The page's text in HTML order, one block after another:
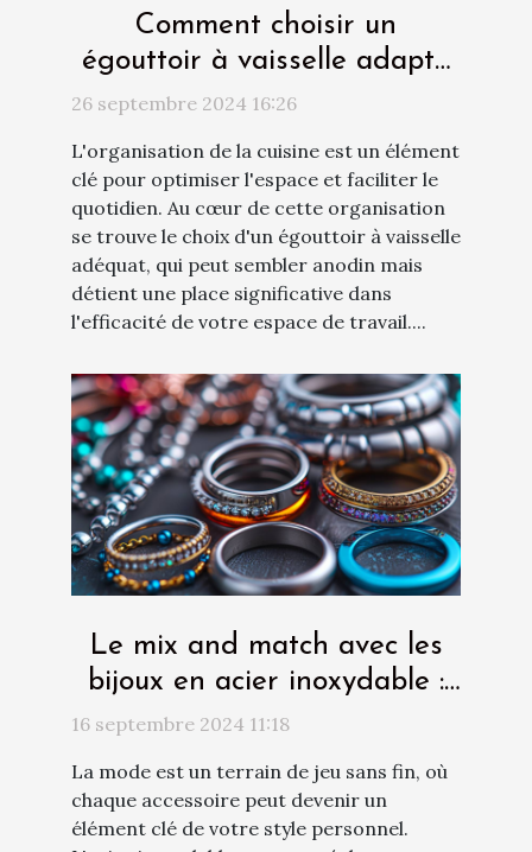
Comment choisir un
égouttoir à vaisselle adapté
à votre cuisine
26 septembre 2024 16:26
L'organisation de la cuisine est un élément
clé pour optimiser l'espace et faciliter le
quotidien. Au cœur de cette organisation
se trouve le choix d'un égouttoir à vaisselle
adéquat, qui peut sembler anodin mais
détient une place significative dans
l'efficacité de votre espace de travail....
Le mix and match avec les
bijoux en acier inoxydable :
conseils créatifs
16 septembre 2024 11:18
La mode est un terrain de jeu sans fin, où
chaque accessoire peut devenir un
élément clé de votre style personnel.